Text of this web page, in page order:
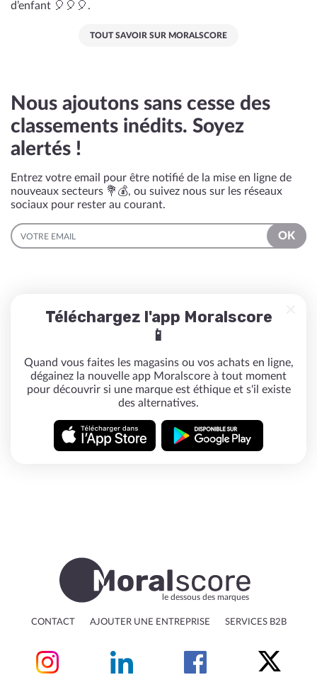
d’enfant 🎈🎈🎈.
TOUT SAVOIR SUR MORALSCORE
Nous ajoutons sans cesse des
classements inédits. Soyez
alertés !
Entrez votre email pour être notifié de la mise en ligne de
nouveaux secteurs 💐💰, ou suivez nous sur les réseaux
sociaux pour rester au courant.
EMAIL
OK
Téléchargez l'app Moralscore
📱
Quand vous faites les magasins ou vos achats en ligne,
dégainez la nouvelle app Moralscore à tout moment
pour découvrir si une marque est éthique et s'il existe
des alternatives.
le dessous des marques
CONTACT AJOUTER UNE ENTREPRISE SERVICES B2B